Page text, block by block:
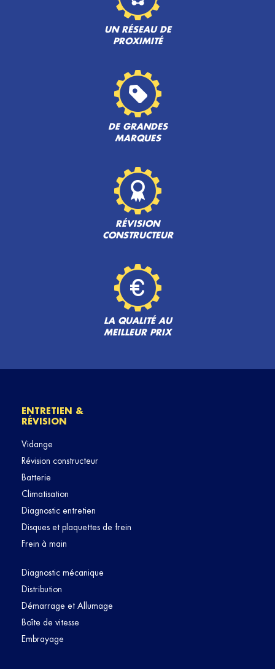
UN RÉSEAU DE
PROXIMITÉ
DE GRANDES
MARQUES
RÉVISION
CONSTRUCTEUR
LA QUALITÉ AU
MEILLEUR PRIX
ENTRETIEN &
RÉVISION
Vidange
Révision constructeur
Batterie
Climatisation
Diagnostic entretien
Disques et plaquettes de frein
Frein à main
Diagnostic mécanique
Distribution
Démarrage et Allumage
Boîte de vitesse
Embrayage